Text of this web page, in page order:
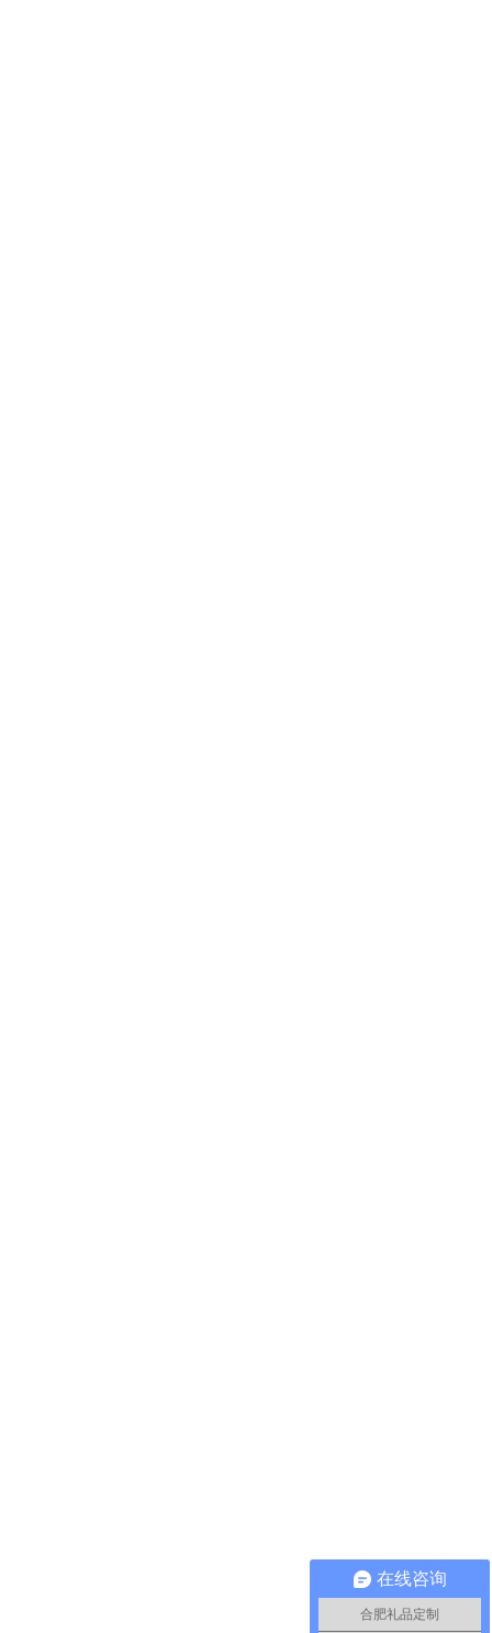
在线咨询
合肥礼品定制